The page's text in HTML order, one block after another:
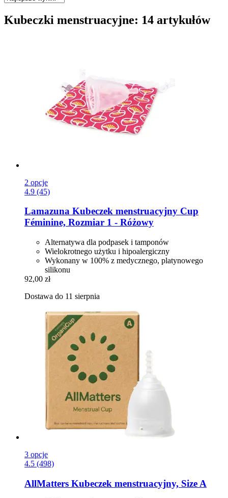
Kubeczki menstruacyjne: 14 artykułów
2 opcje
4.9 (45)
Lamazuna Kubeczek menstruacyjny Cup
Féminine, Rozmiar 1 -​ Różowy
Alternatywa dla podpasek i tamponów
Wielokrotnego użytku i hipoalergiczny
Wykonany w 100% z medycznego, platynowego
silikonu
92,00 zł
Dostawa do 11 sierpnia
3 opcje
4.5 (498)
AllMatters Kubeczek menstruacyjny, Size A